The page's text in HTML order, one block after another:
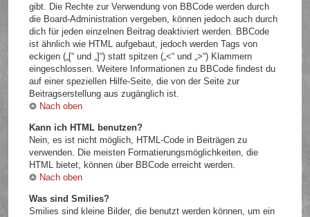
gibt. Die Rechte zur Verwendung von BBCode werden durch
die Board-Administration vergeben, können jedoch auch durch
dich für jeden einzelnen Beitrag deaktiviert werden. BBCode
ist ähnlich wie HTML aufgebaut, jedoch werden Tags von
eckigen („[“ und „]“) statt spitzen („<“ und „>“) Klammern
eingeschlossen. Weitere Informationen zu BBCode findest du
auf einer speziellen Hilfe-Seite, die von der Seite zur
Beitragserstellung aus zugänglich ist.
Nach oben
Kann ich HTML benutzen?
Nein, es ist nicht möglich, HTML-Code in Beiträgen zu
verwenden. Die meisten Formatierungsmöglichkeiten, die
HTML bietet, können über BBCode erreicht werden.
Nach oben
Was sind Smilies?
Smilies sind kleine Bilder, die benutzt werden können, um ein